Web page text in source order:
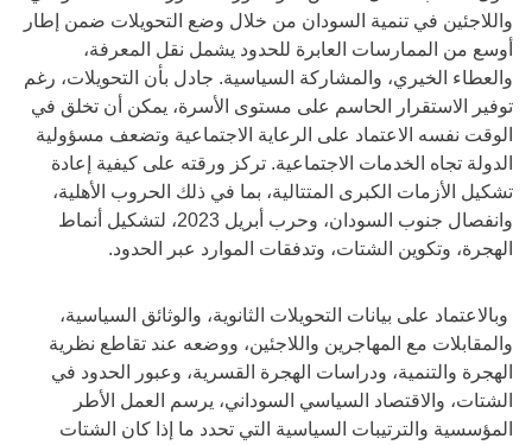
واللاجئين في تنمية السودان من خلال وضع التحويلات ضمن إطار
أوسع من الممارسات العابرة للحدود يشمل نقل المعرفة،
والعطاء الخيري، والمشاركة السياسية. جادل بأن التحويلات، رغم
توفير الاستقرار الحاسم على مستوى الأسرة، يمكن أن تخلق في
الوقت نفسه الاعتماد على الرعاية الاجتماعية وتضعف مسؤولية
الدولة تجاه الخدمات الاجتماعية. تركز ورقته على كيفية إعادة
تشكيل الأزمات الكبرى المتتالية، بما في ذلك الحروب الأهلية،
وانفصال جنوب السودان، وحرب أبريل 2023، لتشكيل أنماط
الهجرة، وتكوين الشتات، وتدفقات الموارد عبر الحدود.
وبالاعتماد على بيانات التحويلات الثانوية، والوثائق السياسية،
والمقابلات مع المهاجرين واللاجئين، ووضعه عند تقاطع نظرية
الهجرة والتنمية، ودراسات الهجرة القسرية، وعبور الحدود في
الشتات، والاقتصاد السياسي السوداني، يرسم العمل الأطر
المؤسسية والترتيبات السياسية التي تحدد ما إذا كان الشتات